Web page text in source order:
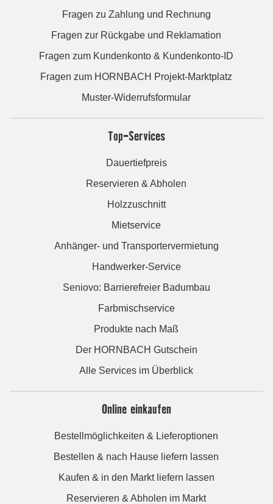
Fragen zu Zahlung und Rechnung
Fragen zur Rückgabe und Reklamation
Fragen zum Kundenkonto & Kundenkonto-ID
Fragen zum HORNBACH Projekt-Marktplatz
Muster-Widerrufsformular
Top-Services
Dauertiefpreis
Reservieren & Abholen
Holzzuschnitt
Mietservice
Anhänger- und Transportervermietung
Handwerker-Service
Seniovo: Barrierefreier Badumbau
Farbmischservice
Produkte nach Maß
Der HORNBACH Gutschein
Alle Services im Überblick
Online einkaufen
Bestellmöglichkeiten & Lieferoptionen
Bestellen & nach Hause liefern lassen
Kaufen & in den Markt liefern lassen
Reservieren & Abholen im Markt